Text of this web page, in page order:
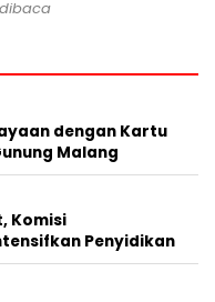
dengan Kartu
Malang
Komisi
Penyidikan